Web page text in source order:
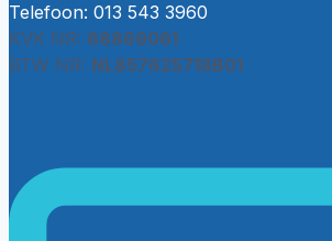
Telefoon: 013 543 3960
KVK NR: 68869061
BTW NR: NL857625718B01